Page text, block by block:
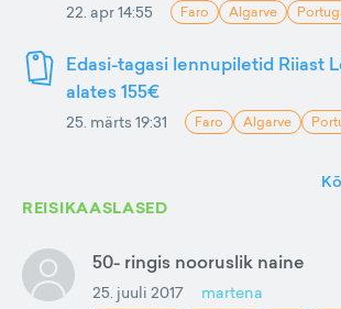
22. apr 14:55 Faro Algarve
Edasi-tagasi lennupiletid Riiast
alates 155€
25. märts 19:31 Faro Algarve
REISIKAASLASED
50- ringis nooruslik naine
25. juuli 2017 martena